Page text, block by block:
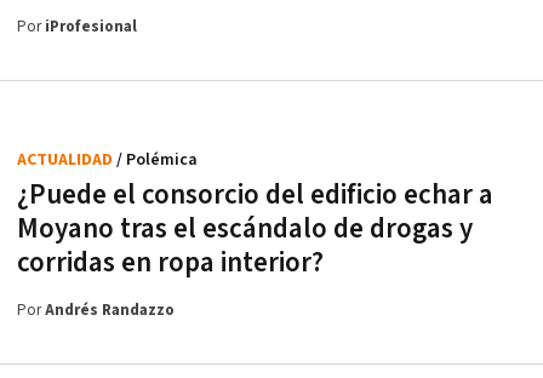
PoriProfesional
¿Puede el consorcio del edificio echar a
Moyano tras el escándalo de drogas y
corridas en ropa interior?
ACTUALIDAD / Polémica
PorAndrés Randazzo